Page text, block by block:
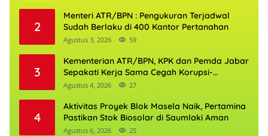
2
Menteri ATR/BPN : Pengukuran Terjadwal
Sudah Berlaku di 400 Kantor Pertanahan
Agustus 3, 2026 59
3
Kementerian ATR/BPN, KPK dan Pemda Jabar
Sepakati Kerja Sama Cegah Korupsi-
Penguatan Ekonomi
Agustus 4, 2026 27
4
Aktivitas Proyek Blok Masela Naik, Pertamina
Pastikan Stok Biosolar di Saumlaki Aman
Agustus 6, 2026 25